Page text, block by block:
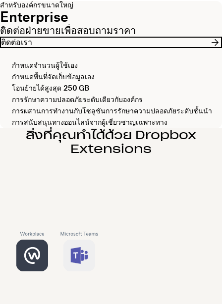
สำหรับองค์กรขนาดใหญ่
Enterprise
ติดต่อฝ่ายขายเพื่อสอบถามราคา
ติดต่อเรา
กำหนดจำนวนผู้ใช้เอง
กำหนดพื้นที่จัดเก็บข้อมูลเอง
โอนย้ายได้สูงสุด 250 GB
การรักษาความปลอดภัยระดับเดียวกับองค์กร
การผสานการทำงานกับโซลูชันการรักษาความปลอดภัยระดับชั้นนำ
การสนับสนุนทางออนไลน์จากผู้เชี่ยวชาญเฉพาะทาง
สิ่งที่คุณทำได้ด้วย Dropbox
Extensions